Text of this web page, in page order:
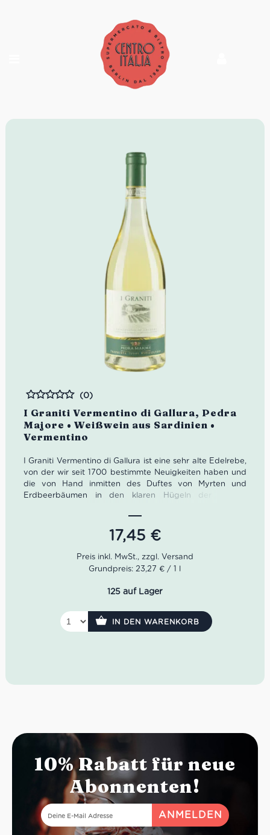
I Graniti Vermentino di Gallura, Pedra
Majore • Weißwein aus Sardinien •
Vermentino
Bewertet
(0)
I Graniti Vermentino di Gallura ist eine sehr alte Edelrebe,
von der wir seit 1700 bestimmte Neuigkeiten haben und
die von Hand inmitten des Duftes von Myrten und
Erdbeerbäumen in den klaren Hügeln der Gallura
aus den Weinbergen des Bauernhofs „Stazzo di Ladas“,
der nicht weit von der Costa Smeralda und 8 km von den
Granitgipfeln des Monte Limbara entfernt liegt.
Strohgelbe Farbe mit leicht grünlichen Reflexen, brillant.
Das Bouquet ist intensiv, breit und anhaltend mit
pflanzlichen, blumigen Ginster- und fruchtigen
Pfirsichnoten. Der Geschmack ist warm, weich und
umhüllend, mit einer langen geschmacklichen und
olfaktorischen Persistenz. Der Abgang endet mit einer
fruchtigen Pfirsichnote.
17,45 €
Grundpreis: 23,27 € / 1 l
125 auf Lager
IN DEN WARENKORB
10% Rabatt für neue
Abonnenten!